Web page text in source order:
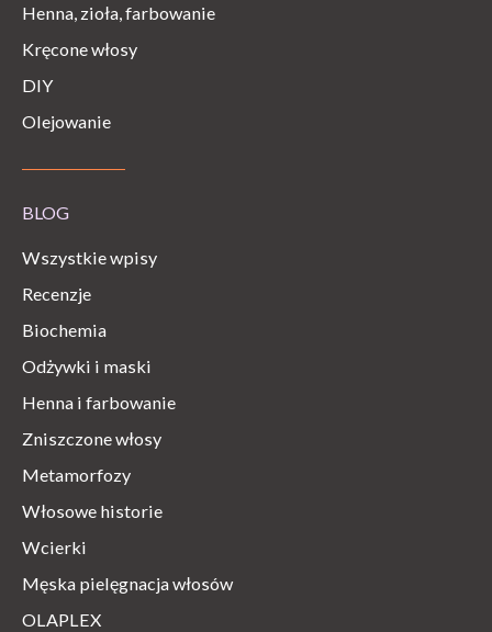
Henna, zioła, farbowanie
Kręcone włosy
DIY
Olejowanie
BLOG
Wszystkie wpisy
Recenzje
Biochemia
Odżywki i maski
Henna i farbowanie
Zniszczone włosy
Metamorfozy
Włosowe historie
Wcierki
Męska pielęgnacja włosów
OLAPLEX